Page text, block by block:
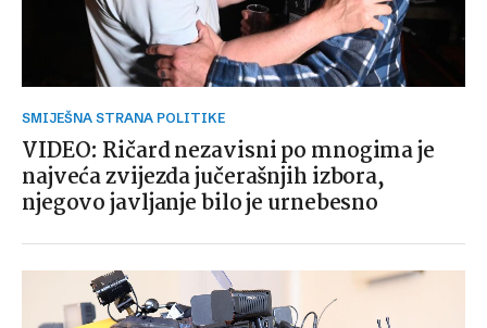
SMIJEŠNA STRANA POLITIKE
VIDEO: Ričard nezavisni po mnogima je
najveća zvijezda jučerašnjih izbora,
njegovo javljanje bilo je urnebesno